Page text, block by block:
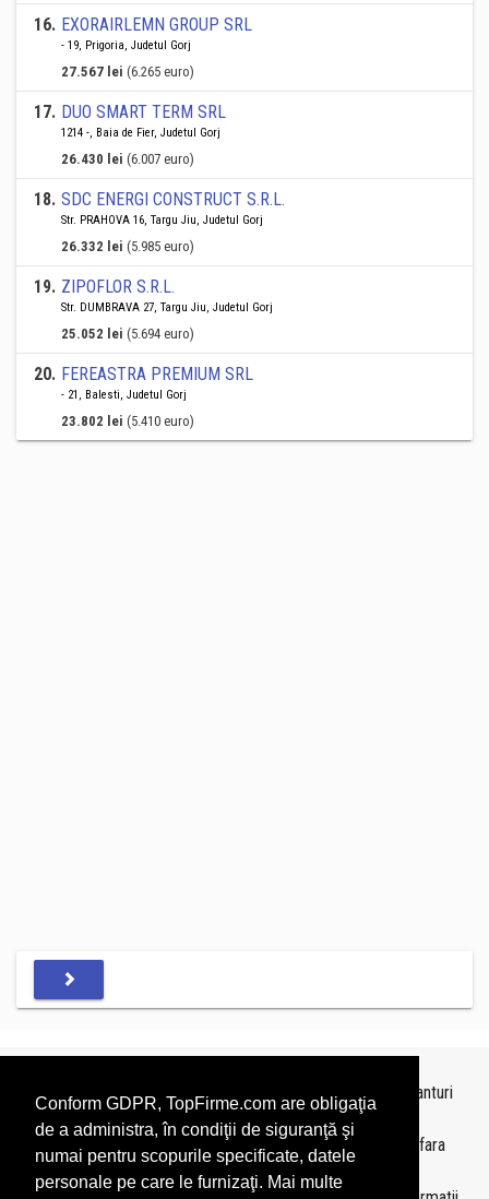
Conform GDPR, TopFirme.com are obligaţia
de a administra, în condiţii de siguranţă şi
numai pentru scopurile specificate, datele
personale pe care le furnizaţi. Mai multe
16. EXORAIRLEMN GROUP SRL
- 19, Prigoria, Judetul Gorj
27.567 lei (6.265 euro)
17. DUO SMART TERM SRL
1214 -, Baia de Fier, Judetul Gorj
26.430 lei (6.007 euro)
18. SDC ENERGI CONSTRUCT S.R.L.
Str. PRAHOVA 16, Targu Jiu, Judetul Gorj
26.332 lei (5.985 euro)
19. ZIPOFLOR S.R.L.
Str. DUMBRAVA 27, Targu Jiu, Judetul Gorj
25.052 lei (5.694 euro)
20. FEREASTRA PREMIUM SRL
- 21, Balesti, Judetul Gorj
23.802 lei (5.410 euro)
Topurile sunt realizate deTopFirme
pe baza ultimelor bilanturi
depuse si au scop informativ.
Este interzisa folosirea topurilor fara acordul TopFirme si fara
precizarea sursei.